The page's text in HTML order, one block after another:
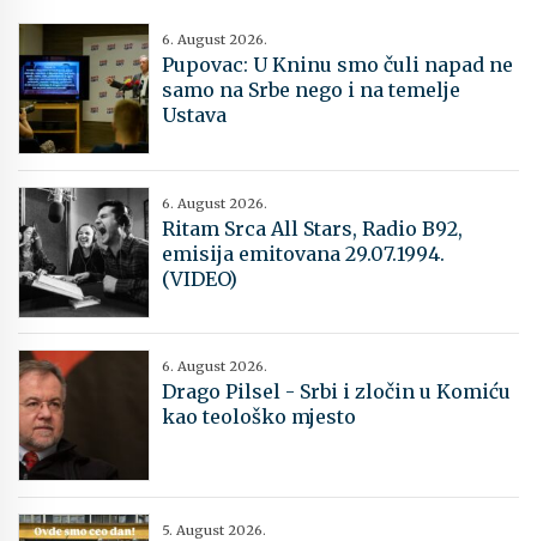
6. August 2026.
Pupovac: U Kninu smo čuli napad ne
samo na Srbe nego i na temelje
Ustava
6. August 2026.
Ritam Srca All Stars, Radio B92,
emisija emitovana 29.07.1994.
(VIDEO)
6. August 2026.
Drago Pilsel - Srbi i zločin u Komiću
kao teološko mjesto
5. August 2026.